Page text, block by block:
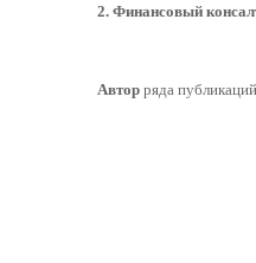
2. Финансовый
Автор ряда